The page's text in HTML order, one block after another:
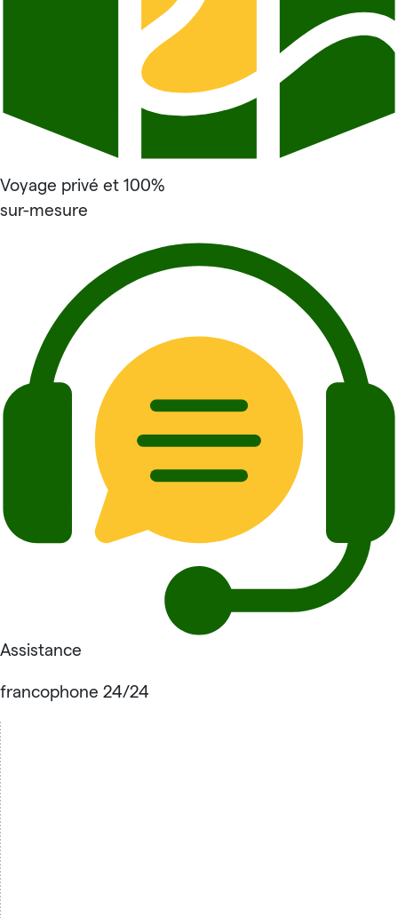
Voyage privé et 100%
sur-mesure
Assistance
francophone 24/24